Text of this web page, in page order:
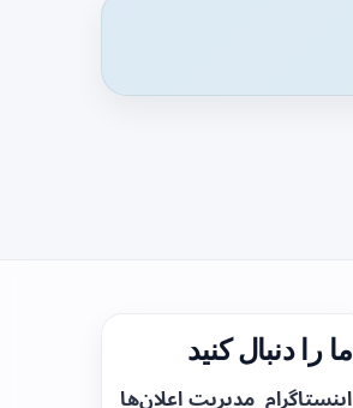
ما را دنبال کنید
اینستاگرام مدیریت اعلان‌ها